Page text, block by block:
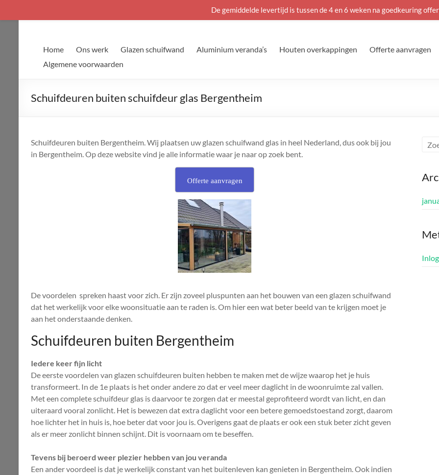
Home Ons werk Glazen schuifwand Aluminium veranda’s Houten overkappingen Offerte aanvragen
Algemene voorwaarden
Schuifdeuren buiten schuifdeur glas Bergentheim
Schuifdeuren buiten Bergentheim. Wij plaatsen uw glazen schuifwand glas in heel Nederland, dus ook bij jou
in Bergentheim. Op deze website vind je alle informatie waar je naar op zoek bent.
Offerte aanvragen
De voordelen spreken haast voor zich. Er zijn zoveel pluspunten aan het bouwen van een glazen schuifwand
dat het werkelijk voor elke woonsituatie aan te raden is. Om hier een wat beter beeld van te krijgen moet je
aan het onderstaande denken.
Schuifdeuren buiten Bergentheim
Iedere keer fijn licht
De eerste voordelen van glazen schuifdeuren buiten hebben te maken met de wijze waarop het je huis
transformeert. In de 1e plaats is het onder andere zo dat er veel meer daglicht in de woonruimte zal vallen.
Met een complete schuifdeur glas is daarvoor te zorgen dat er meestal geprofiteerd wordt van licht, en dan
uiteraard vooral zonlicht. Het is bewezen dat extra daglicht voor een betere gemoedstoestand zorgt, daarom
hoe lichter het in huis is, hoe beter dat voor jou is. Overigens gaat de plaats er ook een stuk beter zicht geven
als er meer zonlicht binnen schijnt. Dit is voornaam om te beseffen.
Tevens bij beroerd weer plezier hebben van jou veranda
Een ander voordeel is dat je werkelijk constant van het buitenleven kan genieten in Bergentheim. Ook indien
De gemiddelde levertijd is tussen de 4 en 6 weken na goedkeuring